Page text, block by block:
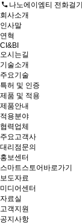
나노에이엠티 전화걸기
회사소개
인사말
연혁
CI&BI
오시는길
기술소개
주요기술
특허 및 인증
제품 및 적용
제품안내
적용분야
협력업체
주요고객사
대리점문의
홍보센터
스마트스토어바로가기
보도자료
미디어센터
자료실
고객지원
공지사항